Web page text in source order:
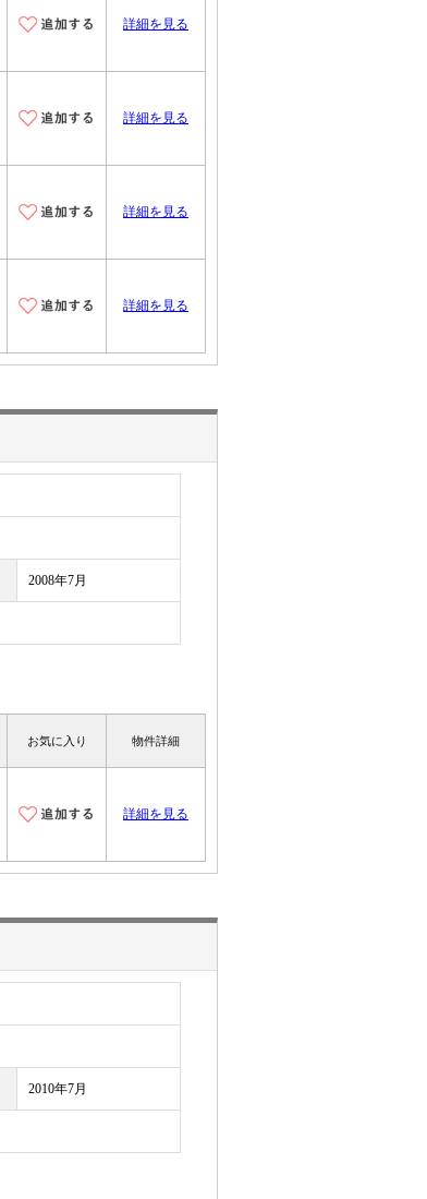
詳細を見る
詳細を見る
詳細を見る
詳細を見る
2008年7月
お気に入り 物件詳細
詳細を見る
2010年7月